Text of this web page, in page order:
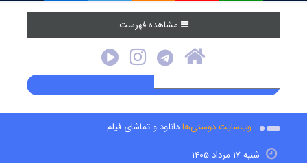
مشاهده فهرست
وب‌سایت دوستی‌هادانلود و تماشای فیلم
شنبه ۱۷ مرداد ۱۴۰۵